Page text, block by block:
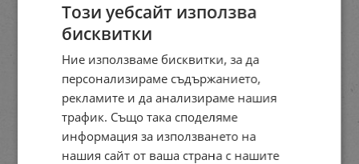
Този уебсайт използва
бисквитки
Ние използваме бисквитки, за да
персонализираме съдържанието,
рекламите и да анализираме нашия
трафик. Също така споделяме
информация за използването на
нашия сайт от ваша страна с нашите